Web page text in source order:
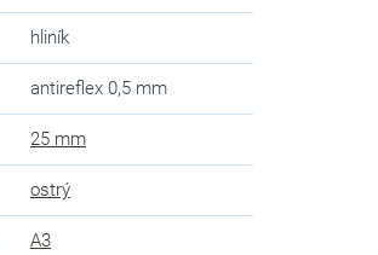
hliník
antireflex 0,5 mm
25 mm
ostrý
A3